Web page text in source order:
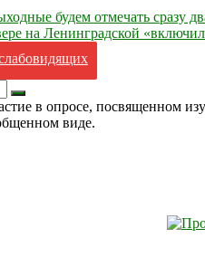
будем отмечать сразу
на Ленинградской
Искатьв опросе, посвященном
виде.